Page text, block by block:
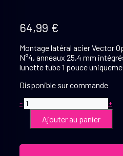
64,99 €
Montage latéral acier Vector
N°4, anneaux 25,4 mm
lunette tube 1 pouce
Disponible sur commande
- quantité
de
Vector
Optics
+
Ajouter au panier